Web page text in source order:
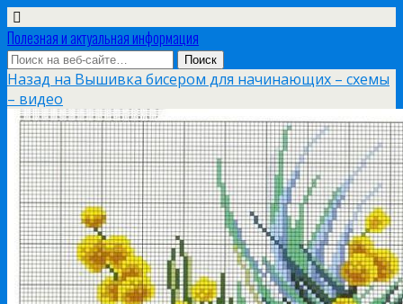
Полезная и актуальная информация
Назад на Вышивка бисером для начинающих – схемы
– видео